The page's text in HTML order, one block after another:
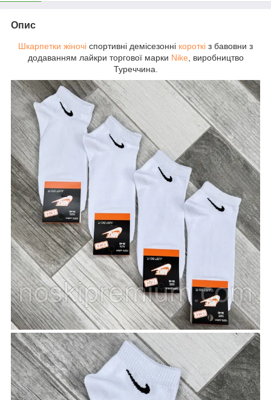
Опис
Шкарпетки жіночі спортивні демісезонні короткі з бавовни з
додаванням лайкри торгової марки Nike , виробництво
Туреччина.